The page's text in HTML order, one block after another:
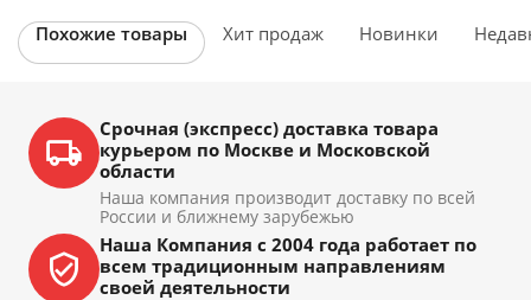
Похожие товары Хит продаж Новинки
Срочная (экспресс) доставка товара
курьером по Москве и Московской
области
Наша компания производит доставку по всей
России и ближнему зарубежью
Наша Компания с 2004 года работает по
всем традиционным направлениям
своей деятельности